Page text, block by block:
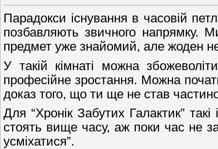
Парадокси існування в часовій
позбавляють звичного напрямку.
предмет уже знайомий, але жоден не
У такій кімнаті можна
професійне зростання. Можна
доказ того, що ти ще не став
Для “Хронік Забутих Галактик”
стоять вище часу, аж поки час не
усміхатися”.